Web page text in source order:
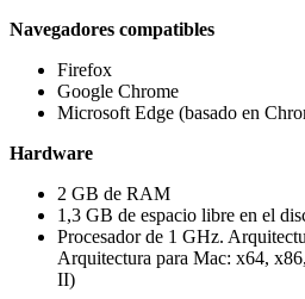
Navegadores compatibles
Firefox
Google Chrome
Microsoft Edge (basado en
Hardware
2 GB de RAM
1,3 GB de espacio libre en el
Procesador de 1 GHz.
Arquitectura para Mac: x64,
II)